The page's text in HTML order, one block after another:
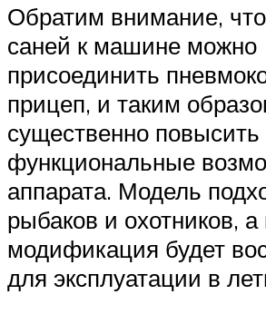
Обратим внимание,
саней к машине можно
присоединить
прицеп, и таким
существенно повысить
функциональные
аппарата. Модель
рыбаков и охотников, а
модификация будет
для эксплуатации в